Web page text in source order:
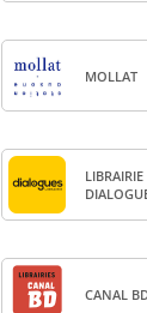
MOL­LAT
LIBRAI­RIE
CANAL